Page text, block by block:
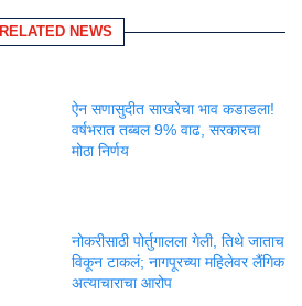
RELATED NEWS
ऐन सणासुदीत साखरेचा भाव कडाडला!
वर्षभरात तब्बल 9% वाढ, सरकारचा
मोठा निर्णय
नोकरीसाठी पोर्तुगालला गेली, तिथे जाताच
विकून टाकलं; नागपूरच्या महिलेवर लैंगिक
अत्याचाराचा आरोप